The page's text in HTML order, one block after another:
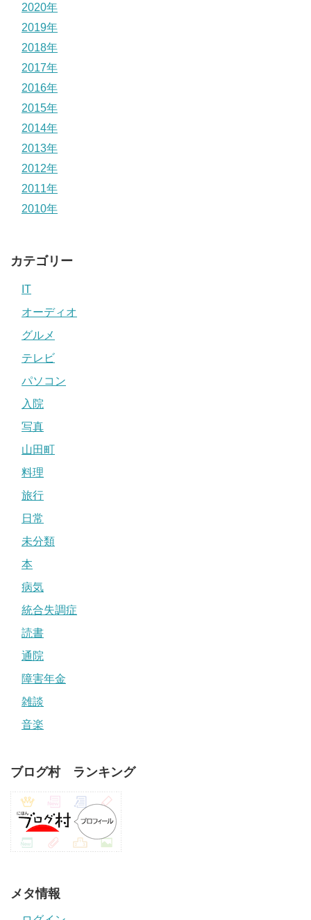
2020年
2019年
2018年
2017年
2016年
2015年
2014年
2013年
2012年
2011年
2010年
カテゴリー
IT
オーディオ
グルメ
テレビ
パソコン
入院
写真
山田町
料理
旅行
日常
未分類
本
病気
統合失調症
読書
通院
障害年金
雑談
音楽
ブログ村 ランキング
メタ情報